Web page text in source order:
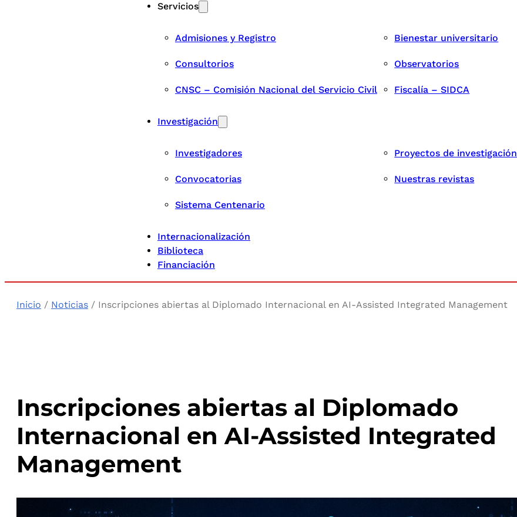
Servicios
Admisiones y Registro Bienestar universitario
Consultorios Observatorios
CNSC – Comisión Nacional del Servicio Civil Fiscalía – SIDCA
Investigación
Investigadores Proyectos de investigación
Convocatorias Nuestras revistas
Sistema Centenario
Internacionalización
Biblioteca
Financiación
Inicio / Noticias / Inscripciones abiertas al Diplomado Internacional en AI-Assisted Integrated Management
Inscripciones abiertas al Diplomado
Internacional en AI-Assisted Integrated
Management